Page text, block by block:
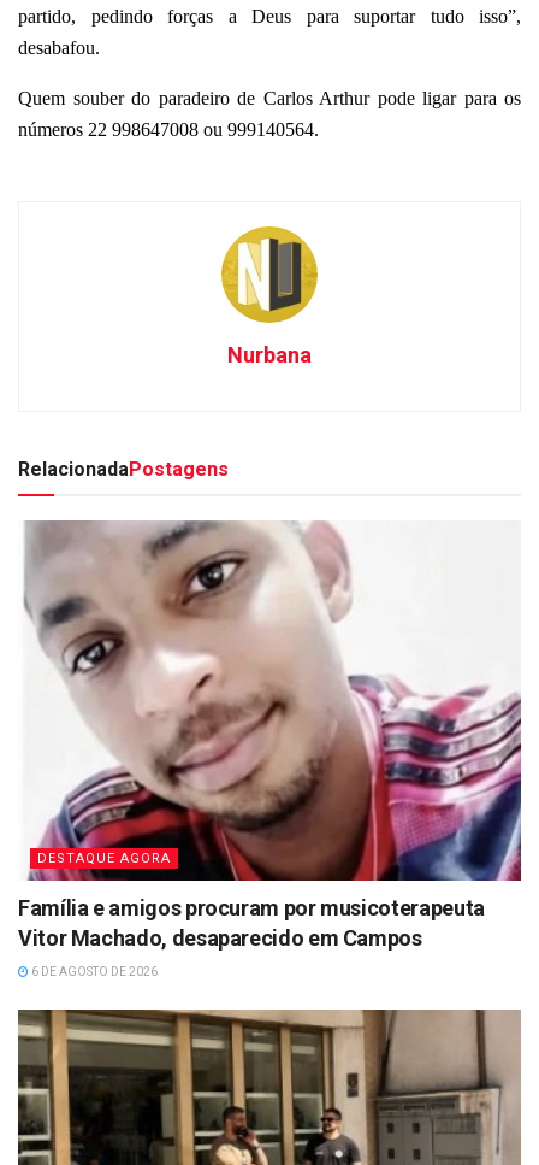
partido, pedindo forças a Deus para suportar tudo isso”,
desabafou.
Quem souber do paradeiro de Carlos Arthur pode ligar para os
números 22 998647008 ou 999140564.
Nurbana
RelacionadaPostagens
DESTAQUE AGORA
Família e amigos procuram por musicoterapeuta
Vitor Machado, desaparecido em Campos
6 DE AGOSTO DE 2026